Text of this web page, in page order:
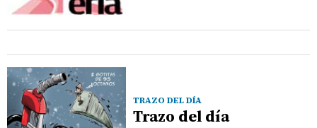
TRAZO DEL DÍA
Trazo del día